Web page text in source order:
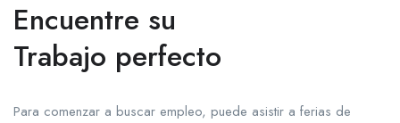
Encuentre su
Trabajo perfecto
Para comenzar a buscar empleo, puede asistir a ferias de